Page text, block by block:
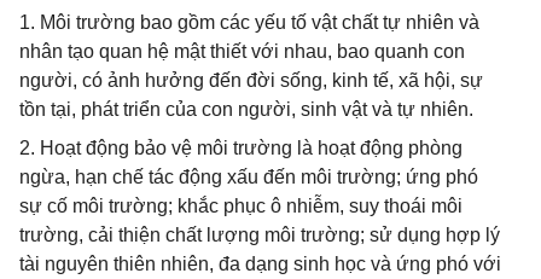
1. Môi trường bao gồm các yếu tố vật chất tự nhiên và
nhân tạo quan hệ mật thiết với nhau, bao quanh con
người, có ảnh hưởng đến đời sống, kinh tế, xã hội, sự
tồn tại, phát triển của con người, sinh vật và tự nhiên.
2. Hoạt động bảo vệ môi trường là hoạt động phòng
ngừa, hạn chế tác động xấu đến môi trường; ứng phó
sự cố môi trường; khắc phục ô nhiễm, suy thoái môi
trường, cải thiện chất lượng môi trường; sử dụng hợp lý
tài nguyên thiên nhiên, đa dạng sinh học và ứng phó với